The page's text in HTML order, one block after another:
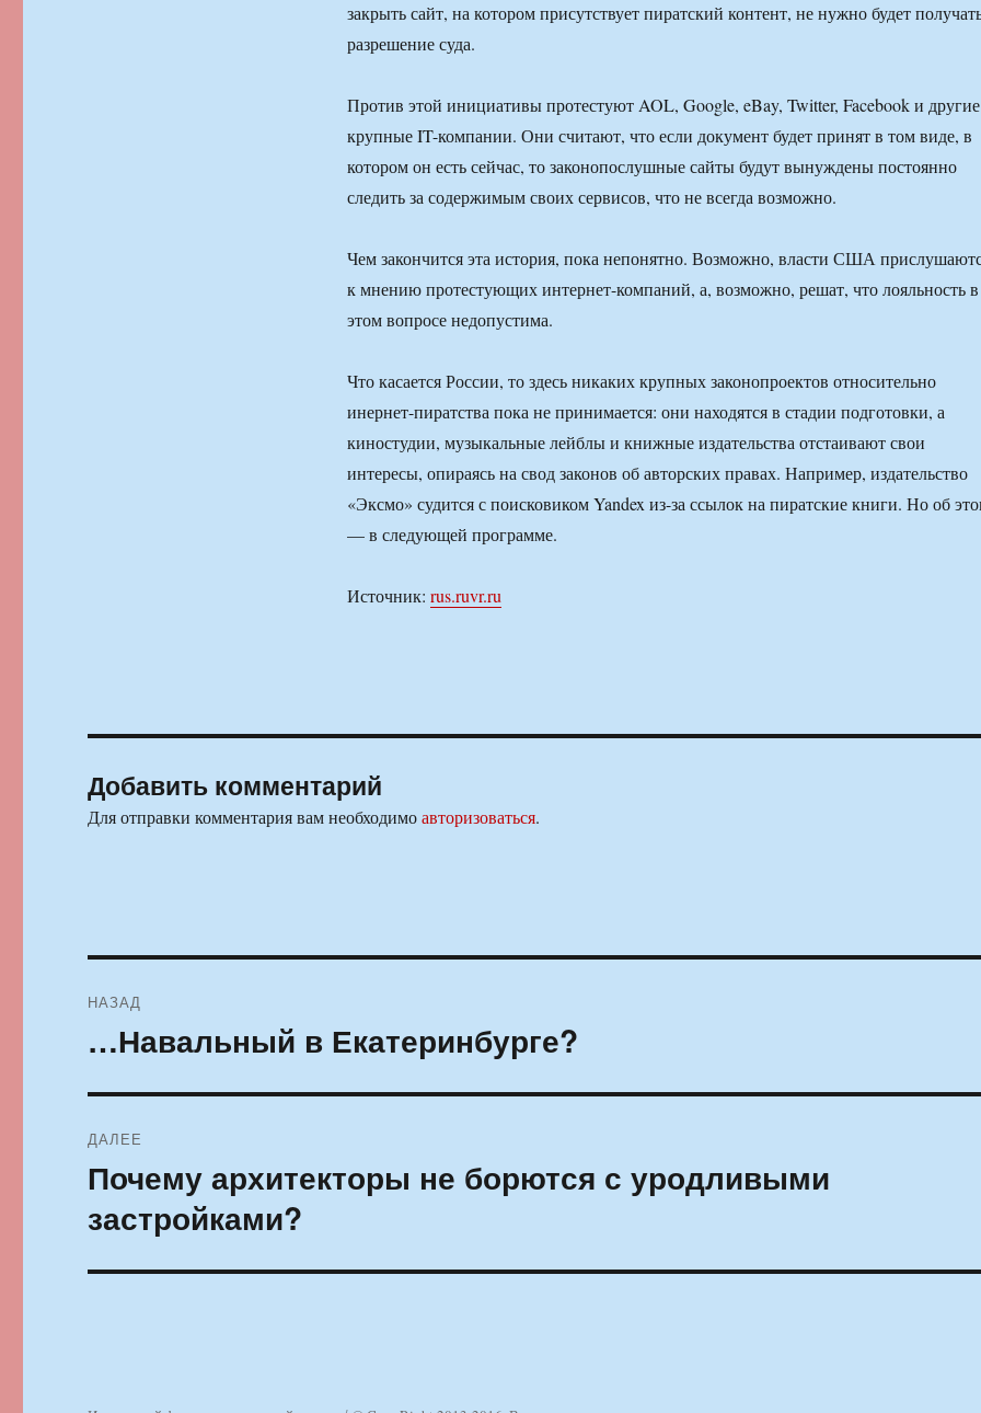
закрыть сайт, на котором присутствует пиратский контент, не нужно будет
разрешение суда.
Против этой инициативы протестуют AOL, Google, eBay, Twitter, Facebook и другие
крупные IT-компании. Они считают, что если документ будет принят в том виде, в
котором он есть сейчас, то законопослушные сайты будут вынуждены постоянно
следить за содержимым своих сервисов, что не всегда возможно.
Чем закончится эта история, пока непонятно. Возможно, власти США
к мнению протестующих интернет-компаний, а, возможно, решат, что лояльность в
этом вопросе недопустима.
Что касается России, то здесь никаких крупных законопроектов относительно
инернет-пиратства пока не принимается: они находятся в стадии подготовки, а
киностудии, музыкальные лейблы и книжные издательства отстаивают свои
интересы, опираясь на свод законов об авторских правах. Например, издательство
«Эксмо» судится с поисковиком Yandex из-за ссылок на пиратские книги. Но об
— в следующей программе.
Источник: rus.ruvr.ru
Добавить комментарий
Для отправки комментария вам необходимоавторизоваться.
по
НАЗАД
Предыдущая
…Навальный в Екатеринбурге?
ДАЛЕЕ
Следующая
Почему архитекторы не борются с уродливыми
застройками?